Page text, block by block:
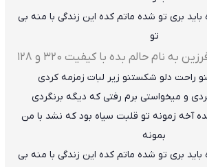
باید بری تو شده ماتم کده این زندگی با منه بی
تو
به نام حالم بده با کیفیت ۳۲۰ و ۱۲۸
راحت دلو شکستنو زیر لبات زمزمه کردی
بردی و میخواستی برم رفتی که دیگه برنگردی
آخه زمونه تو قلبت سیاه بود که نشد با من
بمونه
باید بری تو شده ماتم کده این زندگی با منه بی